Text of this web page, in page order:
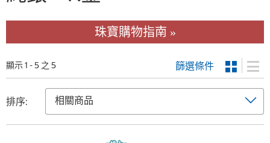
珠寶購物指南 »
顯示 1 - 5 之 5 篩選條件
排序: